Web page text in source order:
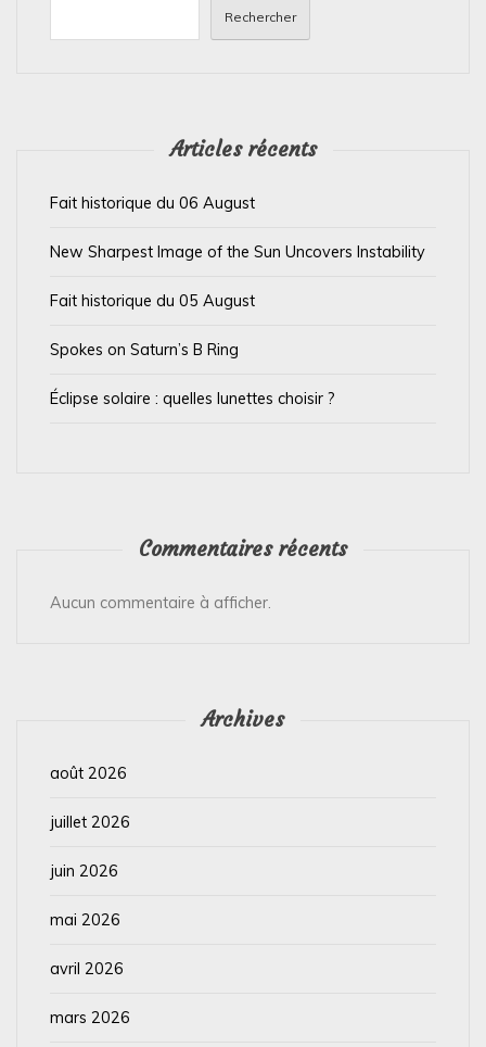
Rechercher
Articles récents
Fait historique du 06 August
New Sharpest Image of the Sun Uncovers Instability
Fait historique du 05 August
Spokes on Saturn’s B Ring
Éclipse solaire : quelles lunettes choisir ?
Commentaires récents
Aucun commentaire à afficher.
Archives
août 2026
juillet 2026
juin 2026
mai 2026
avril 2026
mars 2026